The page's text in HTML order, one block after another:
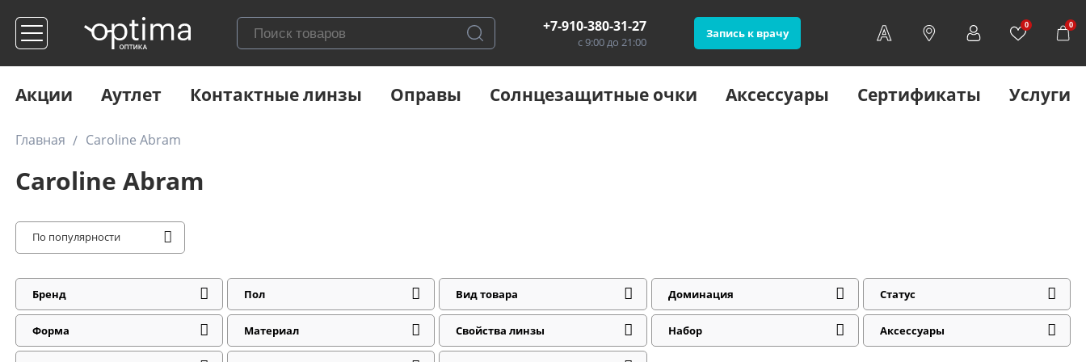
+7-910-380-31-27
с 9:00 до 21:00
Запись к врачу
0 0
Акции Аутлет Контактные линзы Оправы Солнцезащитные очки Аксессуары Сертификаты Услуги
Главная Caroline Abram
Caroline Abram
По популярности
Бренд Пол Вид товара Доминация Статус
Форма Материал Свойства линзы Набор Аксессуары